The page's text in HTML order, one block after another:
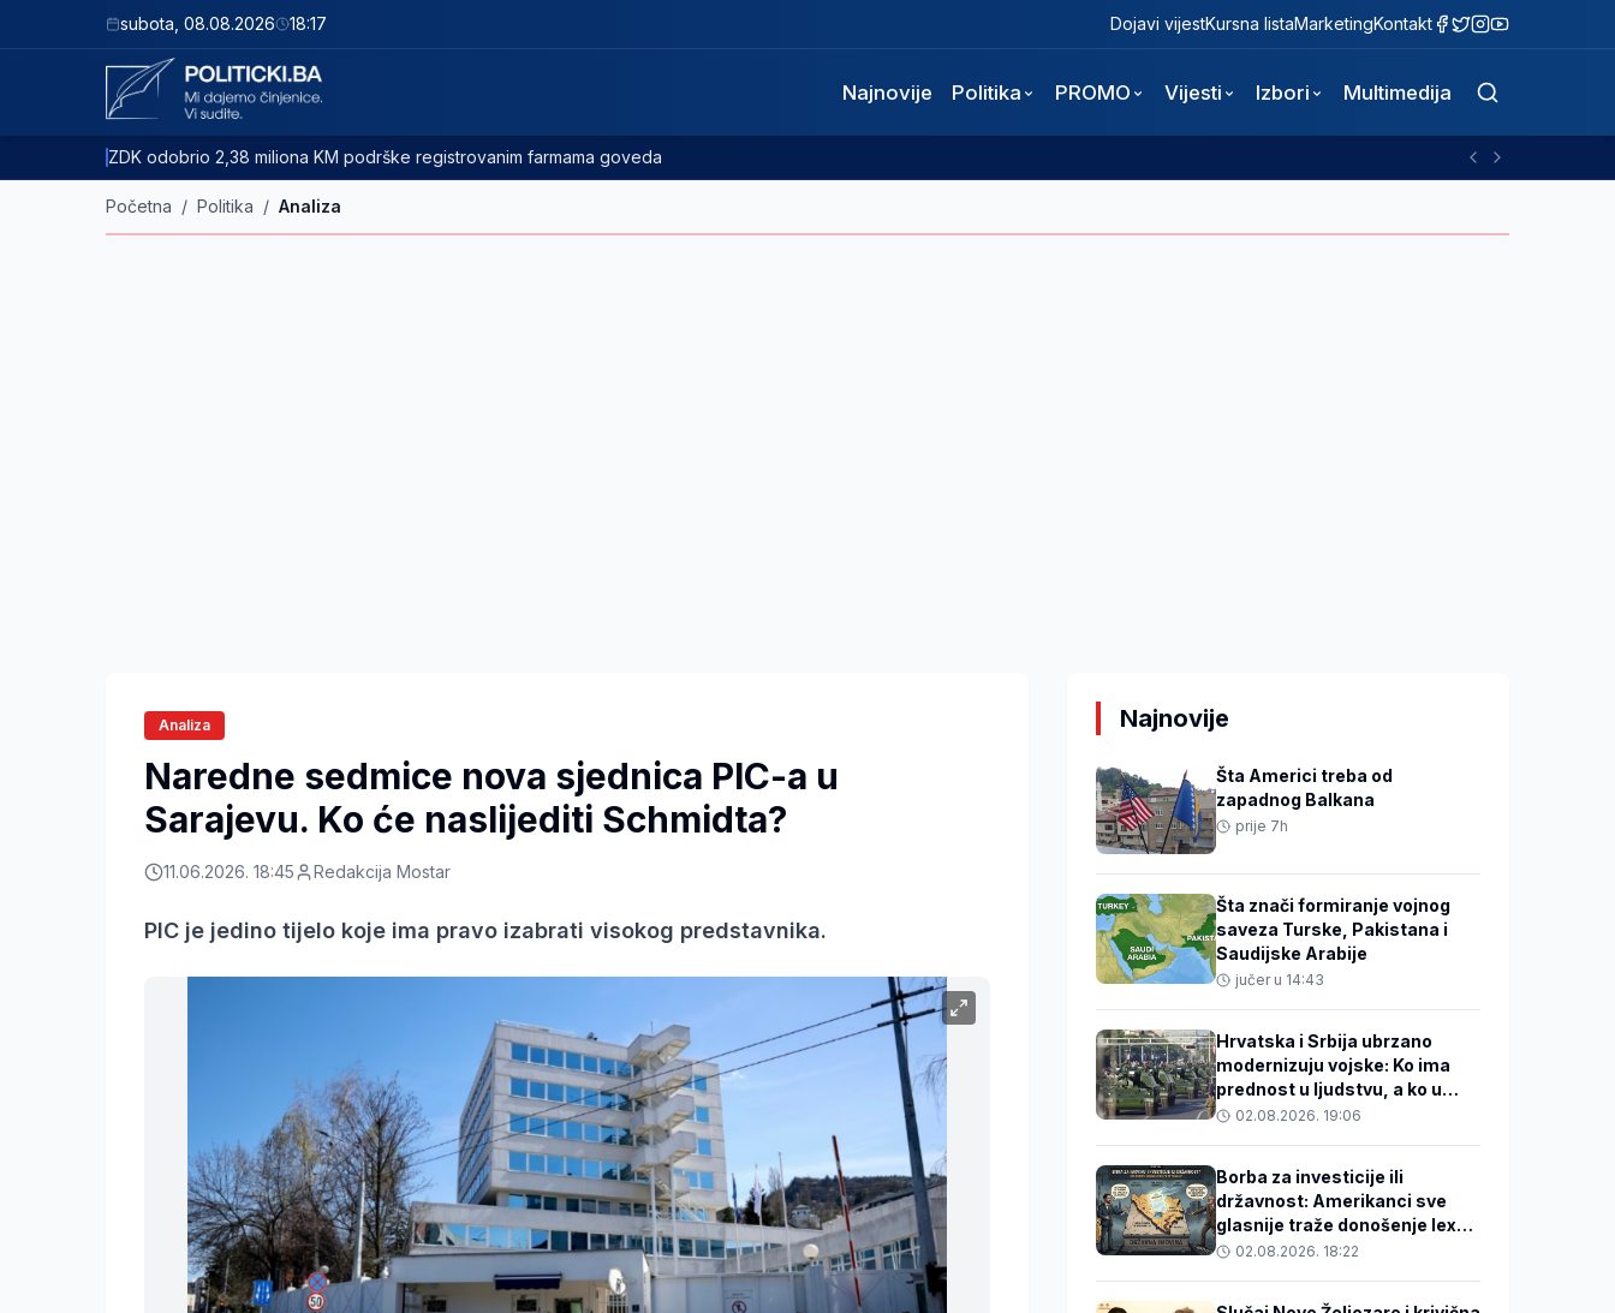
subota 08.08.2026 18:17 Dojavi vijestKursna listaMarketingKontakt
Najnovije Politika PROMO Vijesti Izbori Multimedija
ZDK odobrio 2,38 miliona KM podrške registrovanim farmama goveda
Početna / Politika / Analiza
Analiza
Naredne sedmice nova sjednica PIC-a u
Sarajevu. Ko će naslijediti Schmidta?
11.06.2026. 18:45 Redakcija Mostar
PIC je jedino tijelo koje ima pravo izabrati visokog predstavnika.
Najnovije
Šta Americi treba od
zapadnog Balkana
prije 7h
Šta znači formiranje vojnog
saveza Turske, Pakistana i
Saudijske Arabije
jučer u 14:43
Hrvatska i Srbija ubrzano
modernizuju vojske: Ko ima
prednost u ljudstvu, a ko u
tehnologiji?
02.08.2026. 19:06
Borba za investicije ili
državnost: Amerikanci sve
glasnije traže donošenje lex
specialisa o državnoj imovini
02.08.2026. 18:22